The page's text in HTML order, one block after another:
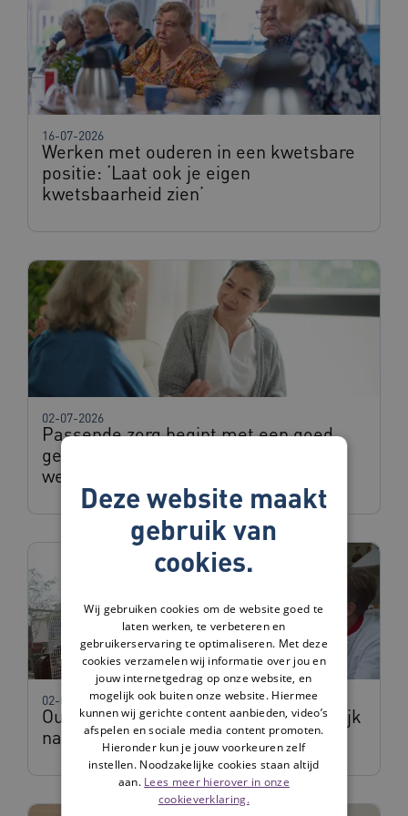
Werken met ouderen in een kwetsbare
positie: ‘Laat ook je eigen
kwetsbaarheid zien’
16-07-2026
Passende zorg begint met een goed
gesprek – en dat voeren we nog te
weinig
02-07-2026
Ouderen in kwetsbare positie thuis: kijk
naar hele plaatje
02-06-2026
Deze website maakt
gebruik van
cookies.
Wij gebruiken cookies om de website goed te
laten werken, te verbeteren en
gebruikerservaring te optimaliseren. Met deze
cookies verzamelen wij informatie over jou en
jouw internetgedrag op onze website, en
mogelijk ook buiten onze website. Hiermee
kunnen wij gerichte content aanbieden, video’s
afspelen en sociale media content promoten.
Hieronder kun je jouw voorkeuren zelf
instellen. Noodzakelijke cookies staan altijd
aan. Lees meer hierover in onze
cookieverklaring.